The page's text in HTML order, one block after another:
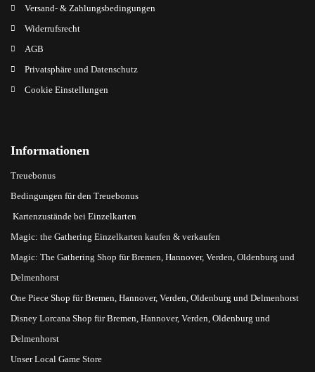
Versand- & Zahlungsbedingungen
Widerrufsrecht
AGB
Privatsphäre und Datenschutz
Cookie Einstellungen
Informationen
Treuebonus
Bedingungen für den Treuebonus
Kartenzustände bei Einzelkarten
Magic: the Gathering Einzelkarten kaufen & verkaufen
Magic: The Gathering Shop für Bremen, Hannover, Verden, Oldenburg und
Delmenhorst
One Piece Shop für Bremen, Hannover, Verden, Oldenburg und Delmenhorst
Disney Lorcana Shop für Bremen, Hannover, Verden, Oldenburg und
Delmenhorst
Unser Local Game Store